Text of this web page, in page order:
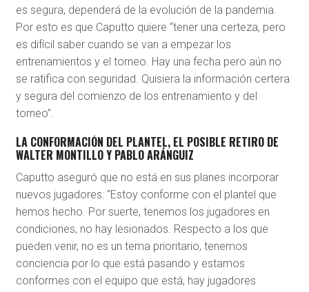
es segura, dependerá de la evolución de la pandemia.
Por esto es que Caputto quiere “tener una certeza, pero
es difícil saber cuando se van a empezar los
entrenamientos y el torneo. Hay una fecha pero aún no
se ratifica con seguridad. Quisiera la información certera
y segura del comienzo de los entrenamiento y del
torneo”.
LA CONFORMACIÓN DEL PLANTEL, EL POSIBLE RETIRO DE
WALTER MONTILLO Y PABLO ARÁNGUIZ
Caputto aseguró que no está en sus planes incorporar
nuevos jugadores: “Estoy conforme con el plantel que
hemos hecho. Por suerte, tenemos los jugadores en
condiciones, no hay lesionados. Respecto a los que
pueden venir, no es un tema prioritario, tenemos
conciencia por lo que está pasando y estamos
conformes con el equipo que está, hay jugadores